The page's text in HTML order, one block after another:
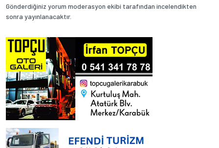
Gönderdiğiniz yorum moderasyon ekibi tarafından incelendikten
sonra yayınlanacaktır.